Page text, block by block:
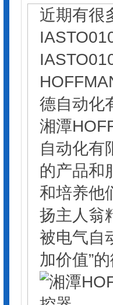
近期有很
德自动化
湘潭
自动化有
的产品和
和培养他
扬主人翁
被电气自
加价值”